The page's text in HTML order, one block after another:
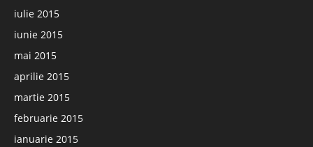
iulie 2015
iunie 2015
mai 2015
aprilie 2015
martie 2015
februarie 2015
ianuarie 2015